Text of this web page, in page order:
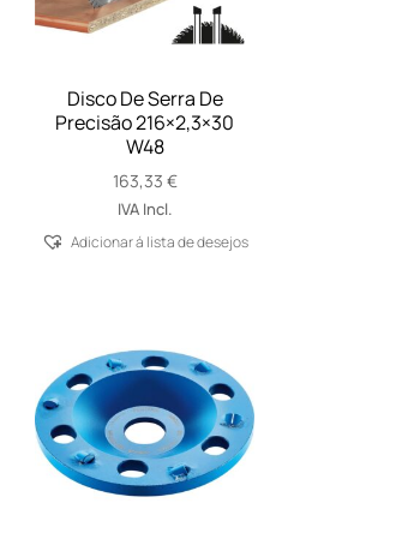
Disco De Serra De
Precisão 216×2,3×30
W48
163,33 €
IVA Incl.
Adicionar á lista de desejos